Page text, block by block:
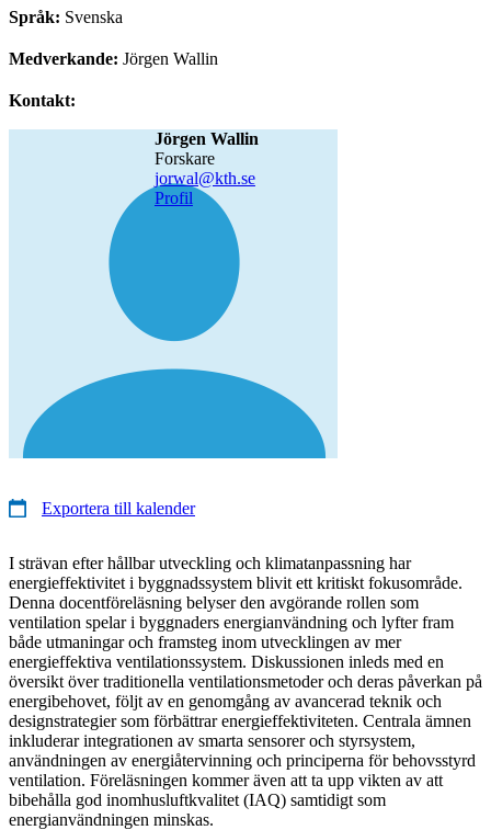
Språk: Svenska
Medverkande: Jörgen Wallin
Kontakt:
Jörgen Wallin
forskare
jorwal@kth.se
Profil
Exportera till kalender
I strävan efter hållbar utveckling och klimatanpassning har
energieffektivitet i byggnadssystem blivit ett kritiskt fokusområde.
Denna docentföreläsning belyser den avgörande rollen som
ventilation spelar i byggnaders energianvändning och lyfter fram
både utmaningar och framsteg inom utvecklingen av mer
energieffektiva ventilationssystem. Diskussionen inleds med en
översikt över traditionella ventilationsmetoder och deras påverkan på
energibehovet, följt av en genomgång av avancerad teknik och
designstrategier som förbättrar energieffektiviteten. Centrala ämnen
inkluderar integrationen av smarta sensorer och styrsystem,
användningen av energiåtervinning och principerna för behovsstyrd
ventilation. Föreläsningen kommer även att ta upp vikten av att
bibehålla god inomhusluftkvalitet (IAQ) samtidigt som
energianvändningen minskas.